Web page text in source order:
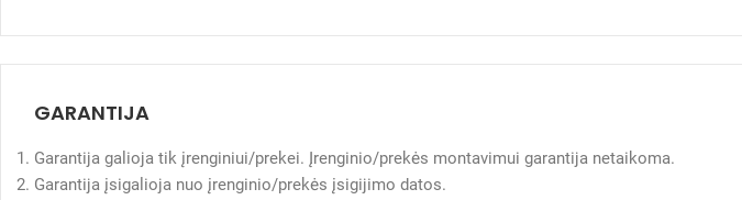
GARANTIJA
Garantija galioja tik įrenginiui/prekei. Įrenginio/prekės montavimui garantija netaikoma.
Garantija įsigalioja nuo įrenginio/prekės įsigijimo datos.